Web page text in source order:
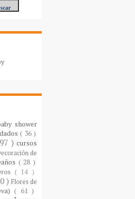
shower
( 36 )
)cursos
de
( 28 )
( 14 )
) Flores de
( 61 )